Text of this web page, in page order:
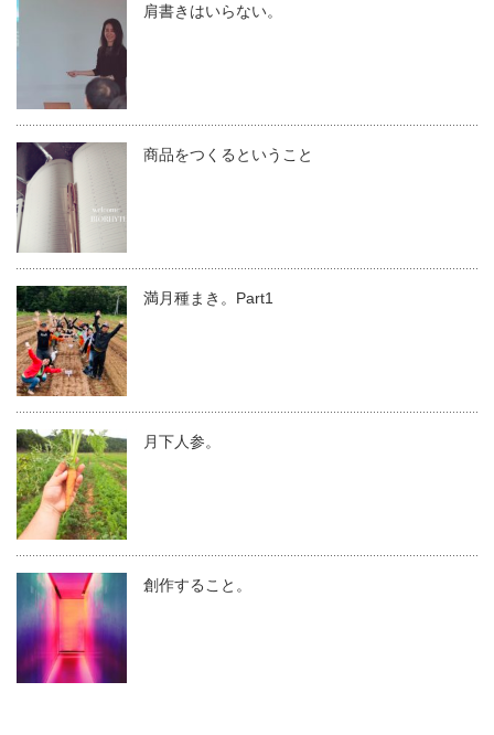
肩書きはいらない。
商品をつくるということ
満月種まき。Part1
月下人参。
創作すること。